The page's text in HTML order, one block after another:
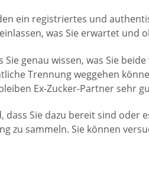
ein registriertes und
was Sie erwartet
Sie genau wissen, was Sie
Trennung weggehen
Ex-Zucker-Partner sehr
dass Sie dazu bereit sind
zu sammeln. Sie können